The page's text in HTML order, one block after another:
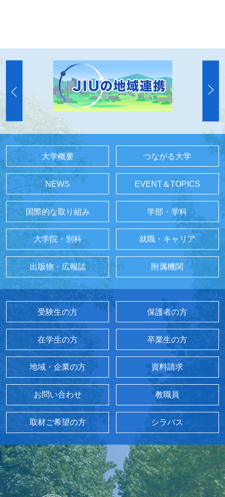
大学概要 つながる大学
NEWS EVENT＆TOPICS
国際的な取り組み 学部・学科
大学院・別科 就職・キャリア
出版物・広報誌 附属機関
受験生の方 保護者の方
在学生の方 卒業生の方
地域・企業の方 資料請求
お問い合わせ 教職員
取材ご希望の方 シラバス